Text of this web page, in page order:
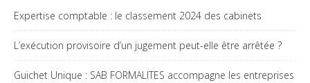
Expertise comptable : le classement 2024 des cabinets
L’exécution provisoire d’un jugement peut-elle être arrêtée ?
Guichet Unique : SAB FORMALITES accompagne les entreprises